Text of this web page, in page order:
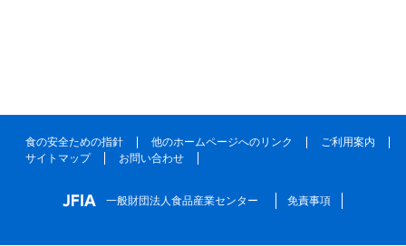
食の安全ための指針 他のホームページへのリンク
ご利用案内
サイトマップ
お問い合わせ
一般財団法人食品産業センター 免責事項